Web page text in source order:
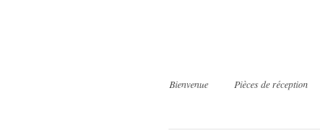
Bienvenue Pièces de réception